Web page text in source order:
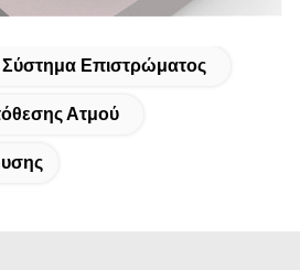
Σύστημα Επιστρώματος
Ατμού